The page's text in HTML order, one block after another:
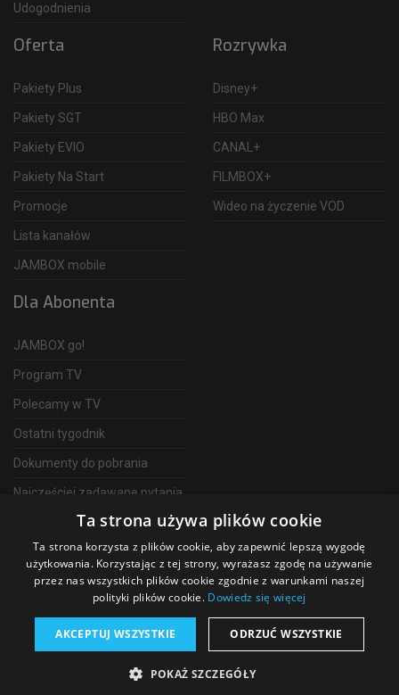
Udogodnienia
Oferta
Pakiety Plus
Pakiety SGT
Pakiety EVIO
Pakiety Na Start
Promocje
Lista kanałów
JAMBOX mobile
Rozrywka
Disney+
HBO Max
CANAL+
FILMBOX+
Wideo na życzenie VOD
Dla Abonenta
JAMBOX go!
Program TV
Polecamy w TV
Ostatni tygodnik
Dokumenty do pobrania
Najczęściej zadawane pytania
Telewizja Światłowodowa
2026 SGT Operator telewizji JAMBOX
Ta strona używa plików cookie
Ta strona korzysta z plików cookie, aby zapewnić lepszą wygodę
użytkowania. Korzystając z tej strony, wyrażasz zgodę na używanie
przez nas wszystkich plików cookie zgodnie z warunkami naszej
polityki plików cookie. Dowiedz się więcej
AKCEPTUJ WSZYSTKIE ODRZUĆ WSZYSTKIE
POKAŻ SZCZEGÓŁY